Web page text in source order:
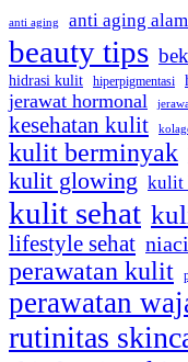
anti aging anti aging
beauty tips
hidrasi kulit hiperpigmentasi
jerawat hormonal
kesehatan kulit
kulit berminyak
kulit glowing kulit
kulit sehat
lifestyle sehat
perawatan kulit
perawatan
rutinitas